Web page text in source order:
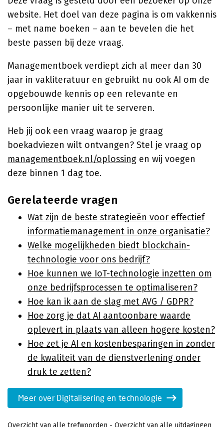
website. Het doel van deze pagina is om vakkennis
– met name boeken – aan te bevelen die het
beste passen bij deze vraag.
Managementboek verdiept zich al meer dan 30
jaar in vakliteratuur en gebruikt nu ook AI om de
opgebouwde kennis op een relevante en
persoonlijke manier uit te serveren.
Heb jij ook een vraag waarop je graag
boekadviezen wilt ontvangen? Stel je vraag op
managementboek.nl/oplossing en wij voegen
deze binnen 1 dag toe.
Gerelateerde vragen
Wat zijn de beste strategieën voor effectief
informatiemanagement in onze organisatie?
Welke mogelijkheden biedt blockchain-
technologie voor ons bedrijf?
Hoe kunnen we IoT-technologie inzetten om
onze bedrijfsprocessen te optimaliseren?
Hoe kan ik aan de slag met AVG / GDPR?
Hoe zorg je dat AI aantoonbare waarde
oplevert in plaats van alleen hogere kosten?
Hoe zet je AI en kostenbesparingen in zonder
de kwaliteit van de dienstverlening onder
druk te zetten?
Meer over Digitalisering en technologie
Overzicht van alle trefwoorden - Overzicht van alle uitdagingen